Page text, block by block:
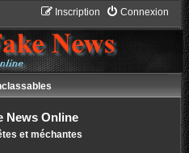
Connexion
Inscription
News Online
et méchantes